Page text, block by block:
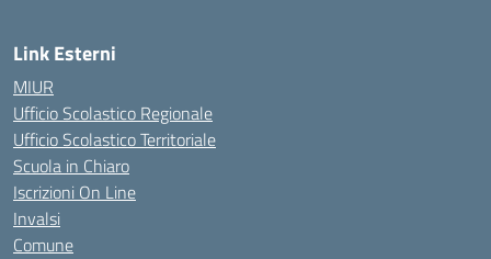
Link Esterni
MIUR
Ufficio Scolastico Regionale
Ufficio Scolastico Territoriale
Scuola in Chiaro
Iscrizioni On Line
Invalsi
Comune